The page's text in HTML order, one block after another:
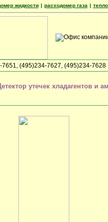
жидкости | расходомер газа |
7651, (495)234-7627, (495)234-7628
утечек хладагентов и